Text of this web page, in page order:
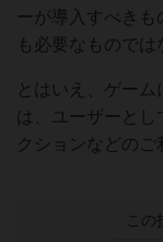
ーが導入すべき
も必要なものでは
とはいえ、ゲー
は、ユーザーとし
クションなどのご
この